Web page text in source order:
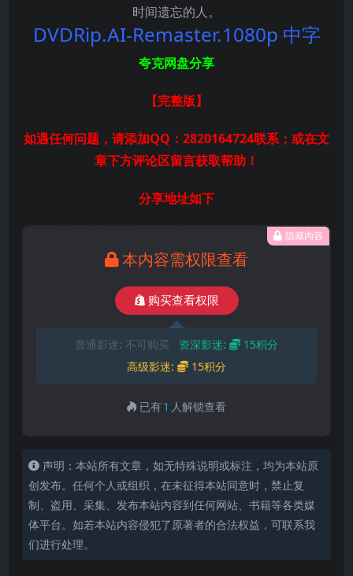
时间遗忘的人。
DVDRip.AI-Remaster.1080p 中字
夸克网盘分享
【完整版】
如遇任何问题，请添加QQ：2820164724联系；或在文
章下方评论区留言获取帮助！
分享地址如下
隐藏内容
本内容需权限查看
购买查看权限
普通影迷: 不可购买 资深影迷:
15积分
高级影迷:
15积分
已有1 人解锁查看
声明：本站所有文章，如无特殊说明或标注，均为本站原
创发布。任何个人或组织，在未征得本站同意时，禁止复
制、盗用、采集、发布本站内容到任何网站、书籍等各类媒
体平台。如若本站内容侵犯了原著者的合法权益，可联系我
们进行处理。